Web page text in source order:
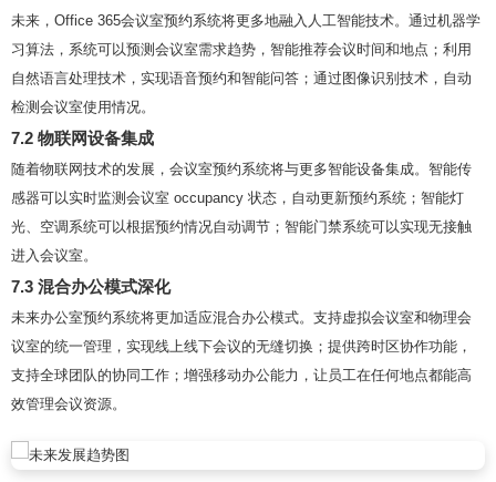
未来，Office 365会议室预约系统将更多地融入人工智能技术。通过机器学
习算法，系统可以预测会议室需求趋势，智能推荐会议时间和地点；利用
自然语言处理技术，实现语音预约和智能问答；通过图像识别技术，自动
检测会议室使用情况。
7.2 物联网设备集成
随着物联网技术的发展，会议室预约系统将与更多智能设备集成。智能传
感器可以实时监测会议室 occupancy 状态，自动更新预约系统；智能灯
光、空调系统可以根据预约情况自动调节；智能门禁系统可以实现无接触
进入会议室。
7.3 混合办公模式深化
未来办公室预约系统将更加适应混合办公模式。支持虚拟会议室和物理会
议室的统一管理，实现线上线下会议的无缝切换；提供跨时区协作功能，
支持全球团队的协同工作；增强移动办公能力，让员工在任何地点都能高
效管理会议资源。